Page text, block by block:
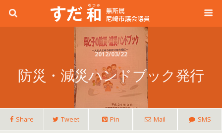
2012/03/22
防災・減災ハンドブック発行
Share Tweet Pin Mail SMS